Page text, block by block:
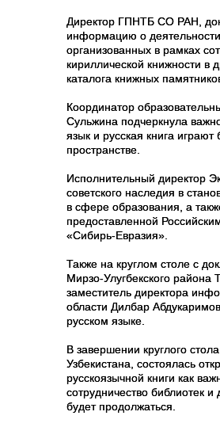
Директор ГПНТБ СО РАН,
информацию о
организованных в рамках
кириллической книжности в
каталога книжных
Координатор
Сульжина подчеркнула
язык и русская книга
пространстве.
Исполнительный директор
советского наследия в
в сфере образования, а
предоставленной
«Сибирь-Евразия».
Также на круглом столе с
Мирзо-Улугбекского района
заместитель директора
области Дилбар
русском языке.
В завершении круглого
Узбекистана, состоялась
русскоязычной книги как
сотрудничество библиотек
будет продолжаться.